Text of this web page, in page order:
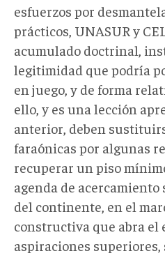
esfuerzos por
prácticos, UNASUR y
acumulado doctrinal,
legitimidad que podría
en juego, y de forma
ello, y es una lección
anterior, deben
faraónicas por algunas
recuperar un piso
agenda de
del continente, en el
constructiva que abra el
aspiraciones superiores,